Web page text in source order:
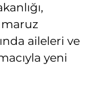
aileleri ve
yeni